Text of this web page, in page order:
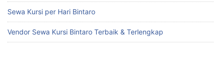
Sewa Kursi per Hari Bintaro
Vendor Sewa Kursi Bintaro Terbaik & Terlengkap